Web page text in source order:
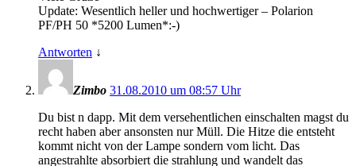
Update: Wesentlich heller und hochwertiger – Polarion
PF/PH 50 *5200 Lumen*:-)
Antworten ↓
Zimbo 31.08.2010 um 08:57 Uhr
Du bist n dapp. Mit dem versehentlichen einschalten magst du
recht haben aber ansonsten nur Müll. Die Hitze die entsteht
kommt nicht von der Lampe sondern vom licht. Das
angestrahlte absorbiert die strahlung und wandelt das